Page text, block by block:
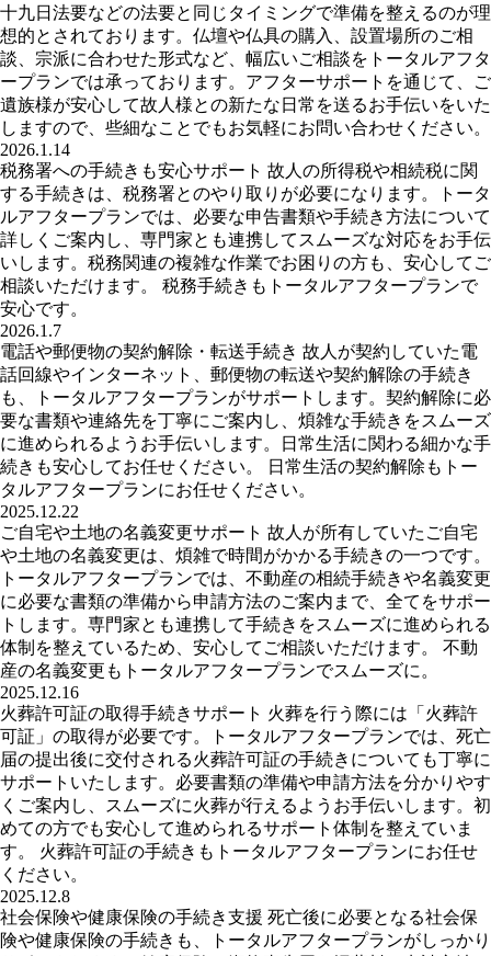
十九日法要などの法要と同じタイミングで準備を整えるのが理
想的とされております。仏壇や仏具の購入、設置場所のご相
談、宗派に合わせた形式など、幅広いご相談をトータルアフタ
ープランでは承っております。アフターサポートを通じて、ご
遺族様が安心して故人様との新たな日常を送るお手伝いをいた
しますので、些細なことでもお気軽にお問い合わせください。
2026.1.14
税務署への手続きも安心サポート 故人の所得税や相続税に関
する手続きは、税務署とのやり取りが必要になります。トータ
ルアフタープランでは、必要な申告書類や手続き方法について
詳しくご案内し、専門家とも連携してスムーズな対応をお手伝
いします。税務関連の複雑な作業でお困りの方も、安心してご
相談いただけます。 税務手続きもトータルアフタープランで
安心です。
2026.1.7
電話や郵便物の契約解除・転送手続き 故人が契約していた電
話回線やインターネット、郵便物の転送や契約解除の手続き
も、トータルアフタープランがサポートします。契約解除に必
要な書類や連絡先を丁寧にご案内し、煩雑な手続きをスムーズ
に進められるようお手伝いします。日常生活に関わる細かな手
続きも安心してお任せください。 日常生活の契約解除もトー
タルアフタープランにお任せください。
2025.12.22
ご自宅や土地の名義変更サポート 故人が所有していたご自宅
や土地の名義変更は、煩雑で時間がかかる手続きの一つです。
トータルアフタープランでは、不動産の相続手続きや名義変更
に必要な書類の準備から申請方法のご案内まで、全てをサポー
トします。専門家とも連携して手続きをスムーズに進められる
体制を整えているため、安心してご相談いただけます。 不動
産の名義変更もトータルアフタープランでスムーズに。
2025.12.16
火葬許可証の取得手続きサポート 火葬を行う際には「火葬許
可証」の取得が必要です。トータルアフタープランでは、死亡
届の提出後に交付される火葬許可証の手続きについても丁寧に
サポートいたします。必要書類の準備や申請方法を分かりやす
くご案内し、スムーズに火葬が行えるようお手伝いします。初
めての方でも安心して進められるサポート体制を整えていま
す。 火葬許可証の手続きもトータルアフタープランにお任せ
ください。
2025.12.8
社会保険や健康保険の手続き支援 死亡後に必要となる社会保
険や健康保険の手続きも、トータルアフタープランがしっかり